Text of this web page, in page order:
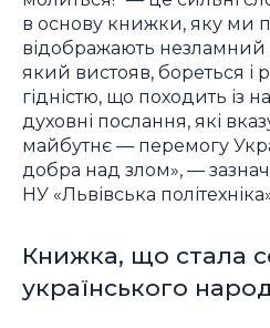
в основу книжки, яку ми
відображають
який вистояв, бореться і
гідністю, що походить із
духовні послання, які
майбутнє — перемогу
добра над злом», —
НУ «Львівська
Книжка, що стала
українського